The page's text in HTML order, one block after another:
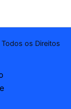
os Direitos